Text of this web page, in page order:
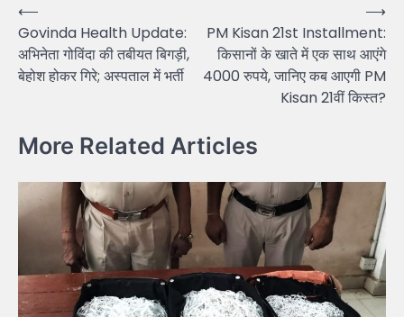
Post
navigation
⟵
Govinda Health Update:
अभिनेता गोविंदा की तबीयत बिगड़ी,
बेहोश होकर गिरे; अस्पताल में भर्ती
PM Kisan 21st Installment:
किसानों के खाते में एक साथ आएंगे
4000 रुपये, जानिए कब आएगी PM
Kisan 21वीं किस्त?
⟶
More Related Articles